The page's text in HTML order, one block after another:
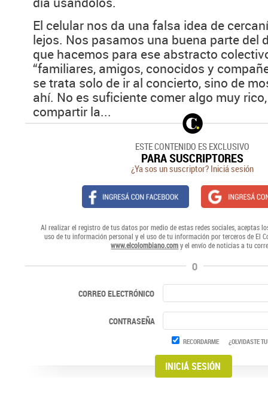
El celular nos da una falsa idea de
lejos. Nos pasamos una buena parte del
que hacemos para ese abstracto
“familiares, amigos, conocidos y
se trata solo de ir al concierto, sino de
ahí. No es suficiente comer algo muy
compartir la...
ESTE CONTENIDO ES EXCLUSIVO
PARA SUSCRIPTORES
¿Ya sos un suscriptor? Iniciá sesión
Al realizar el registro de tus datos por medio de estas redes sociales, aceptas
uso de tu información personal y el uso de tu información por terceros de El
www.elcolombiano.comy el envío de noticias a tu
O
CORREO ELECTRÓNICO
CONTRASEÑA
RECORDARME ¿OLVIDASTE TU